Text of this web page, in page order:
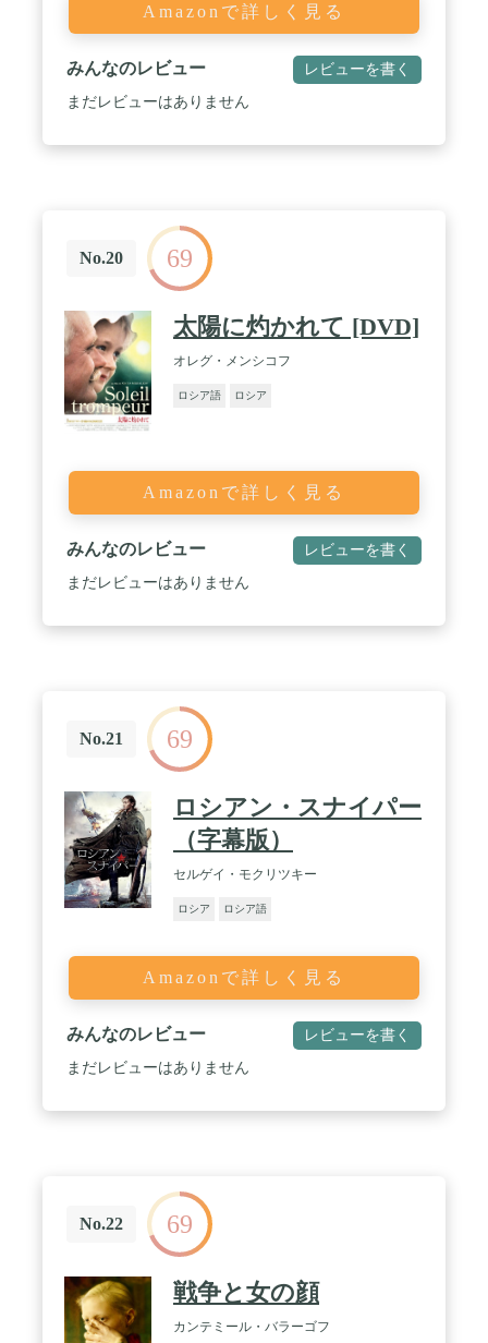
Amazonで詳しく見る
みんなのレビュー レビューを書く
まだレビューはありません
No.20 69
太陽に灼かれて [DVD]
オレグ・メンシコフ
ロシア語 ロシア
Amazonで詳しく見る
みんなのレビュー レビューを書く
まだレビューはありません
No.21 69
ロシアン・スナイパー
（字幕版）
セルゲイ・モクリツキー
ロシア ロシア語
Amazonで詳しく見る
みんなのレビュー レビューを書く
まだレビューはありません
No.22 69
戦争と女の顔
カンテミール・バラーゴフ